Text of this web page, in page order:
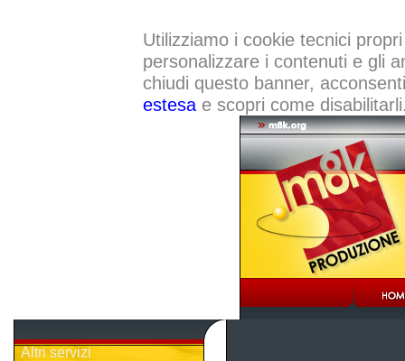
Utilizziamo i cookie tecnici
personalizzare i contenuti e gli
chiudi questo banner,
estesae scopri come
Altri servizi